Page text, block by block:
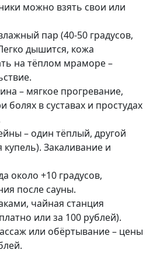
можно взять свои или
пар (40-50 градусов,
дышится, кожа
на тёплом мраморе –
– мягкое прогревание,
болях в суставах и простудах
– один тёплый, другой
Закаливание и
около +10 градусов,
после сауны.
чайная станция
или за 100 рублей).
или обёртывание – цены